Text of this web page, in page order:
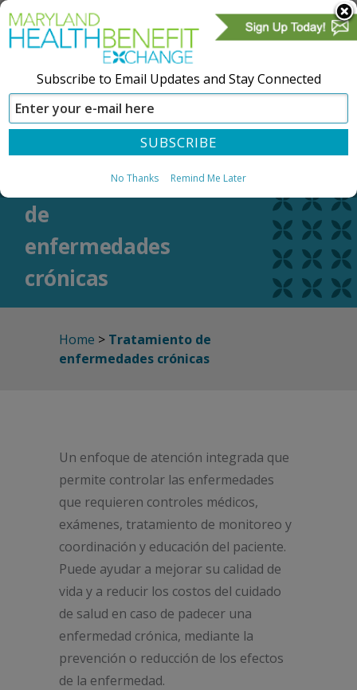
CREAR UNA CUENTA REGÍSTRESE
Tratamiento
de
enfermedades
crónicas
Home > Tratamiento de
enfermedades crónicas
Un enfoque de atención integrada que
permite controlar las enfermedades
que requieren controles médicos,
exámenes, tratamiento de monitoreo y
coordinación y educación del paciente.
Puede ayudar a mejorar su calidad de
vida y a reducir los costos del cuidado
de salud en caso de padecer una
enfermedad crónica, mediante la
prevención o reducción de los efectos
de la enfermedad.
Subscribe to Email Updates and Stay Connected
No Thanks Remind Me Later